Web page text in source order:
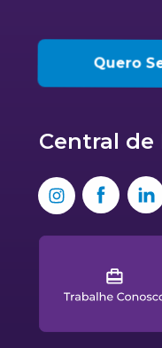
Quero
Central de